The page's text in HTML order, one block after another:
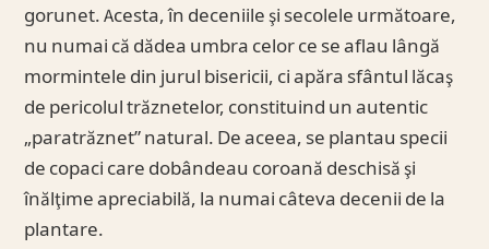
gorunet. Acesta, în deceniile şi secolele următoare,
nu numai că dădea umbra celor ce se aflau lângă
mormintele din jurul bisericii, ci apăra sfântul lăcaş
de pericolul trăznetelor, constituind un autentic
„paratrăznet” natural. De aceea, se plantau specii
de copaci care dobândeau coroană deschisă şi
înălţime apreciabilă, la numai câteva decenii de la
plantare.